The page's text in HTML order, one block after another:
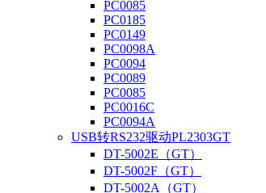
PC0085
PC0185
PC0149
PC0098A
PC0094
PC0089
PC0085
PC0016C
PC0094A
USB转RS232驱动PL2303GT
DT-5002E（GT）
DT-5002F（GT）
DT-5002A（GT）